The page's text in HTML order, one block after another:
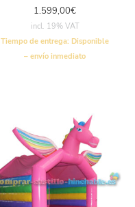
1.599,00€
incl. 19% VAT
Tiempo de entrega: Disponible
– envío inmediato